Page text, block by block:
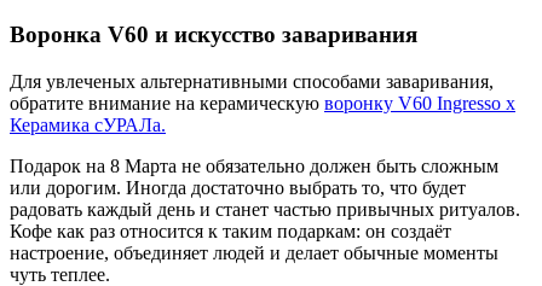
Воронка V60 и искусство заваривания
Для увлеченых альтернативными способами заваривания,
обратите внимание на керамическую воронку V60 Ingresso х
Керамика сУРАЛа.
Подарок на 8 Марта не обязательно должен быть сложным
или дорогим. Иногда достаточно выбрать то, что будет
радовать каждый день и станет частью привычных ритуалов.
Кофе как раз относится к таким подаркам: он создаёт
настроение, объединяет людей и делает обычные моменты
чуть теплее.